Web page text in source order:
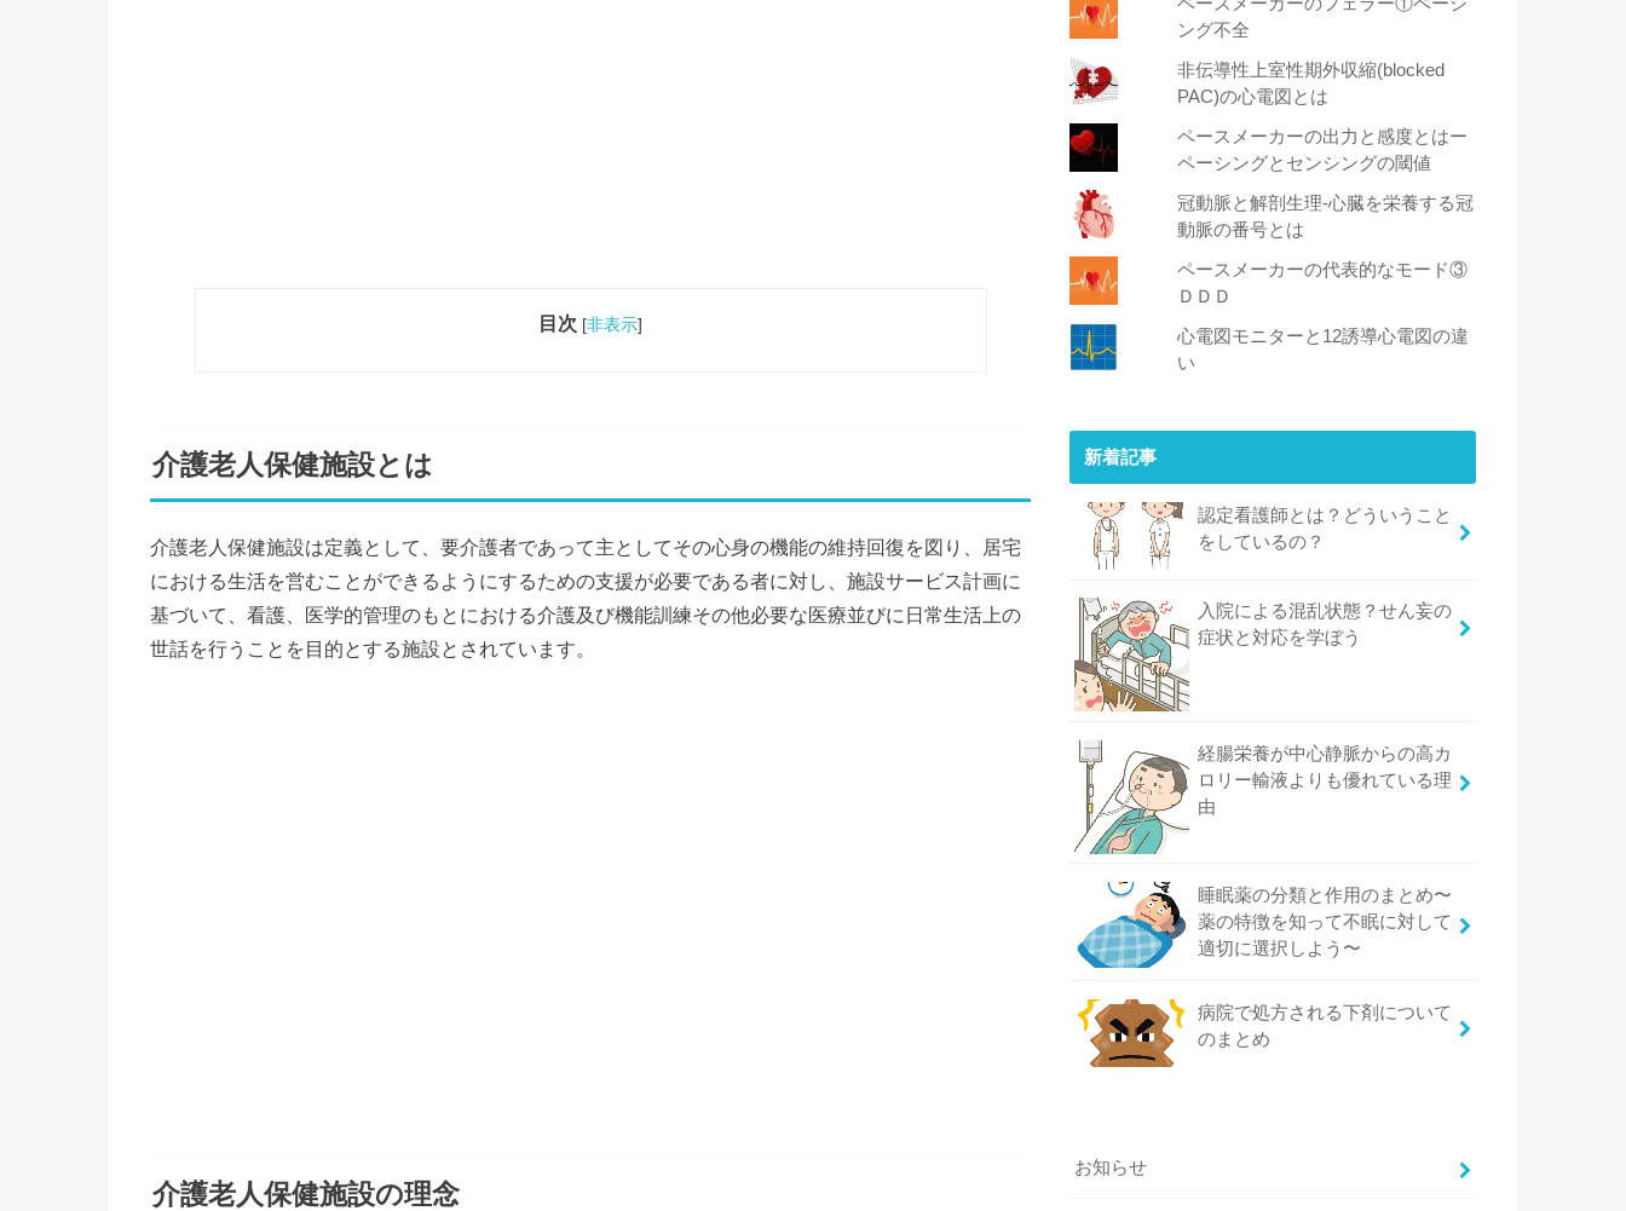
目次 [非表示]
介護老人保健施設とは
介護老人保健施設は定義として、要介護者であって主としてその心身の機能の維持回復を図り、居宅
における生活を営むことができるようにするための支援が必要である者に対し、施設サービス計画に
基づいて、看護、医学的管理のもとにおける介護及び機能訓練その他必要な医療並びに日常生活上の
世話を行うことを目的とする施設とされています。
介護老人保健施設の理念
ング不全
非伝導性上室性期外収縮(blocked
PAC)の心電図とは
ペースメーカーの出力と感度とはー
ペーシングとセンシングの閾値
冠動脈と解剖生理-心臓を栄養する冠
動脈の番号とは
ペースメーカーの代表的なモード③
ＤＤＤ
心電図モニターと12誘導心電図の違
い
新着記事
認定看護師とは？どういうこと
をしているの？
入院による混乱状態？せん妄の
症状と対応を学ぼう
経腸栄養が中心静脈からの高カ
ロリー輸液よりも優れている理
由
睡眠薬の分類と作用のまとめ〜
薬の特徴を知って不眠に対して
適切に選択しよう〜
病院で処方される下剤について
のまとめ
お知らせ